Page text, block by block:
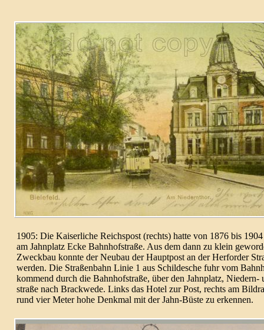
1905: Die Kaiser­liche Reichs­post (rechts) hatte von 1876 bis
am Jahn­platz Ecke Bahnhof­straße. Aus dem dann zu klein
Zweck­bau konnte der Neu­bau der Haupt­post an der Her­for­der
werden. Die Straßen­bahn Linie 1 aus Schild­esche fuhr vom
kommend durch die Bahnhof­straße, über den Jahnplatz,
straße nach Brack­wede. Links das Hotel zur Post, rechts am
rund vier Meter hohe Denkmal mit der Jahn-Büste zu erkennen.